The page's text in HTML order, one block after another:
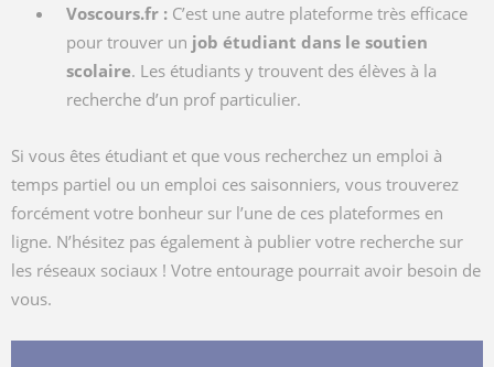
Voscours.fr : C’est une autre plateforme très efficace
pour trouver un job étudiant dans le soutien
scolaire. Les étudiants y trouvent des élèves à la
recherche d’un prof particulier.
Si vous êtes étudiant et que vous recherchez un emploi à
temps partiel ou un emploi ces saisonniers, vous trouverez
forcément votre bonheur sur l’une de ces plateformes en
ligne. N’hésitez pas également à publier votre recherche sur
les réseaux sociaux ! Votre entourage pourrait avoir besoin de
vous.